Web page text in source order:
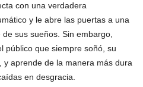
con una verdadera
y le abre las puertas a una
sus sueños. Sin embargo,
público que siempre soñó, su
y aprende de la manera más dura
en desgracia.